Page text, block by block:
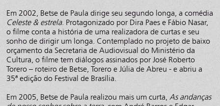
Em 2002, Betse de Paula dirige seu segundo longa, a comédia
Celeste & estrela. Protagonizado por Dira Paes e Fábio Nasar,
o filme conta a história de uma realizadora de curtas e seu
sonho de dirigir um longa. Contemplado no projeto de baixo
orçamento da Secretaria de Audiovisual do Ministério da
Cultura, o filme tem diálogos assinados por José Roberto
Torero – roteiro de Betse, Torero e Júlia de Abreu - e abriu a
35ª edição do Festival de Brasília.
Em 2005, Betse de Paula realizou mais um curta,As andanças